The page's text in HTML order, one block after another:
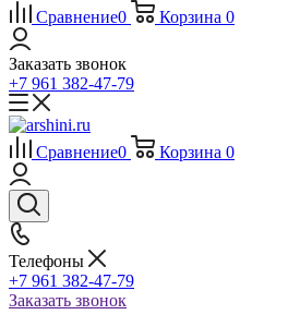
Сравнение0 Корзина 0
Заказать звонок
+7 961 382-47-79
Сравнение0 Корзина 0
Телефоны
+7 961 382-47-79
Заказать звонок